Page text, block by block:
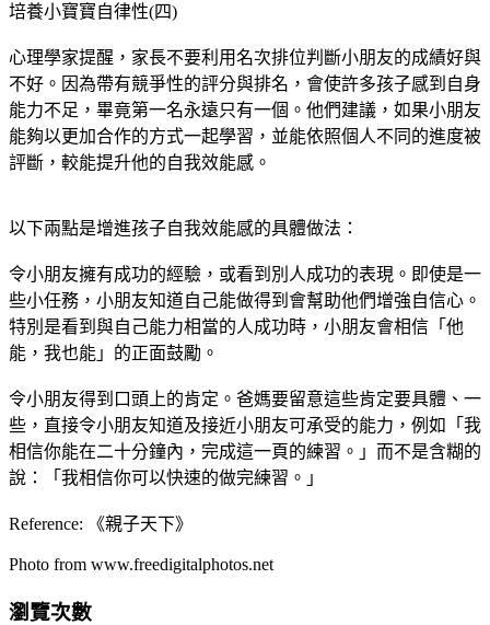
培養小寶寶自律性(四)
心理學家提醒，家長不要利用名次排位判斷小朋友的成績好與
不好。因為帶有競爭性的評分與排名，會使許多孩子感到自身
能力不足，畢竟第一名永遠只有一個。他們建議，如果小朋友
能夠以更加合作的方式一起學習，並能依照個人不同的進度被
評斷，較能提升他的自我效能感。
以下兩點是增進孩子自我效能感的具體做法：
令小朋友擁有成功的經驗，或看到別人成功的表現。即使是一
些小任務，小朋友知道自己能做得到會幫助他們增強自信心。
特別是看到與自己能力相當的人成功時，小朋友會相信「他
能，我也能」的正面鼓勵。
令小朋友得到口頭上的肯定。爸媽要留意這些肯定要具體、一
些，直接令小朋友知道及接近小朋友可承受的能力，例如「我
相信你能在二十分鐘內，完成這一頁的練習。」而不是含糊的
說：「我相信你可以快速的做完練習。」
Reference: 《親子天下》
Photo from www.freedigitalphotos.net
瀏覽次數